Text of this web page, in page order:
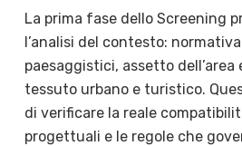
La prima fase dello Screening
l’analisi del contesto:
paesaggistici, assetto dell’area
tessuto urbano e turistico.
di verificare la reale
progettuali e le regole che